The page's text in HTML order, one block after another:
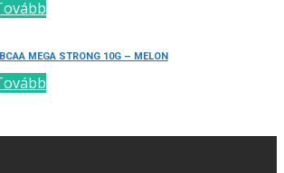
MEGA STRONG 10G – MELON